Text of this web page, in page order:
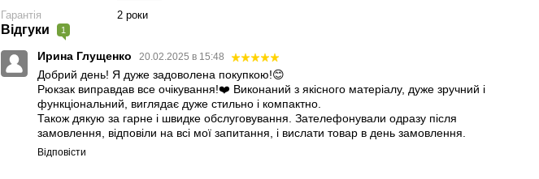
Гарантія
2 роки
Відгуки 1
Ирина Глущенко 20.02.2025 в 15:48
Добрий день! Я дуже задоволена покупкою!😊
Рюкзак виправдав все очікування!❤️ Виконаний з якісного матеріалу, дуже зручний і
функціональний, виглядає дуже стильно і компактно.
Також дякую за гарне і швидке обслуговування. Зателефонували одразу після
замовлення, відповіли на всі мої запитання, і вислати товар в день замовлення.
Відповісти